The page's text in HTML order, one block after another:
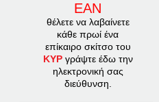
ΕΑΝ
θέλετε να λαβαίνετε
κάθε πρωί ένα
επίκαιρο σκίτσο του
ΚΥΡγράψτε έδω την
ηλεκτρονική σας
διεύθυνση.